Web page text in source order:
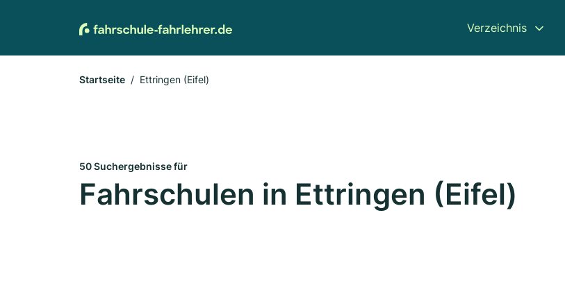
Verzeichnis
Startseite Ettringen (Eifel)
50 Suchergebnisse für
Fahrschulen in Ettringen (Eifel)